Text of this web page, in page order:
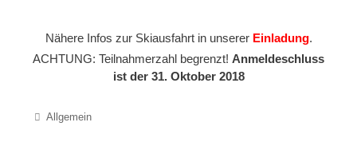
Nähere Infos zur Skiausfahrt in unserer Einladung.
ACHTUNG: Teilnahmerzahl begrenzt! Anmeldeschluss
ist der 31. Oktober 2018
Categories
Allgemein